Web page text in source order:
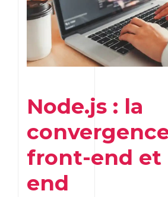
Node.js : la
front-end et
end